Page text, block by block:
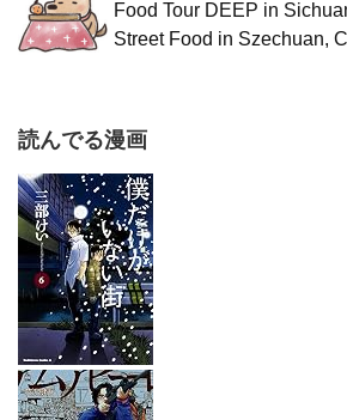
Food Tour DEEP in
Street Food in Szechuan,
読んでる漫画